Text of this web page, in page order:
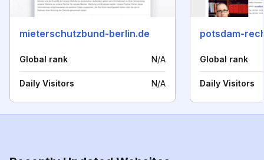
mieterschutzbund-berlin.de
Global rank N/A
Daily Visitors N/A
potsdam-
Global rank
Daily Visitors